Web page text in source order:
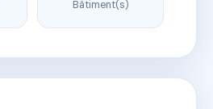
Bâtiment(s)